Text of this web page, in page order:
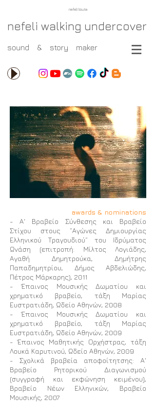
nefeli liouta
nefeli walking undercover
sound & story maker
awards & nominations
-Α' Βραβείο Σύνθεσης και Βραβείο
Στίχου στους “Αγώνες Δημιουργίας
Ελληνικού Τραγουδιού” του Ιδρύματος
Ωνάση (επιτροπή: Μίλτος Λογιάδης,
Αγαθή Δημητρούκα, Δημήτρης
Παπαδημητρίου, Δήμος Αβδελιώδης,
Πέτρος Μάρκαρης), 2011
- Έπαινος Μουσικής Δωματίου και
χρηματικό βραβείο, τάξη Μαρίας
Ευστρατιάδη, Ωδείο Αθηνών, 2008
- Έπαινος Μουσικής Δωματίου και
χρηματικό βραβείο, τάξη Μαρίας
Ευστρατιάδη, Ωδείο Αθηνών, 2009
- Έπαινος Μαθητικής Ορχήστρας, τάξη
Λουκά Καρυτινού, Ωδείο Αθηνών, 2009
- Σχολικά βραβεία αποφοίτητσης: Α'
Βραβείο Ρητορικού Διαγωνισμού
(συγγραφή και εκφώνηση κειμένου),
Βραβείο Νέων Ελληνικών, Βραβείο
Μουσικής, 2007